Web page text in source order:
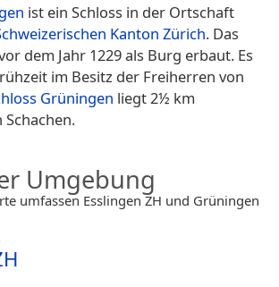
ist ein Schloss in der Ortschaft
Kanton Zürich. Das
dem Jahr 1229 als Burg erbaut. Es
im Besitz der Freiherren von
Grüningen liegt 2½ km
Umgebung
umfassen Esslingen ZH und Grüningen